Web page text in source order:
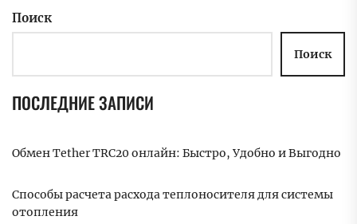
Поиск
Поиск
ПОСЛЕДНИЕ ЗАПИСИ
Обмен Tether TRC20 онлайн: Быстро, Удобно и Выгодно
Способы расчета расхода теплоносителя для системы
отопления